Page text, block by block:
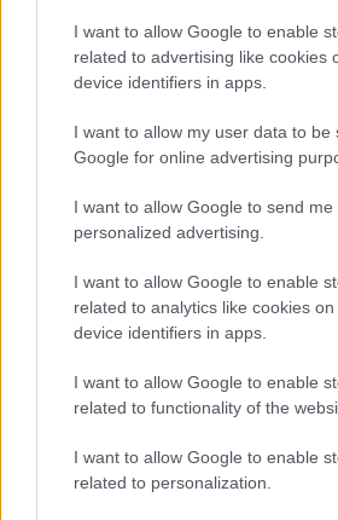
I want to allow Google to enable
related to advertising like cookies
device identifiers in apps.
I want to allow my user data to be
Google for online advertising
I want to allow Google to send me
personalized advertising.
I want to allow Google to enable
related to analytics like cookies
device identifiers in apps.
I want to allow Google to enable
related to functionality of the
I want to allow Google to enable
related to personalization.
A fuoco un deposito con
vigili del fuoco a Rudalza
Ristorante distrutto dalle
Maddalena, incendio a
Le previsioni meteo per il
Michelle Hunziker in
accoglienza minori chiude